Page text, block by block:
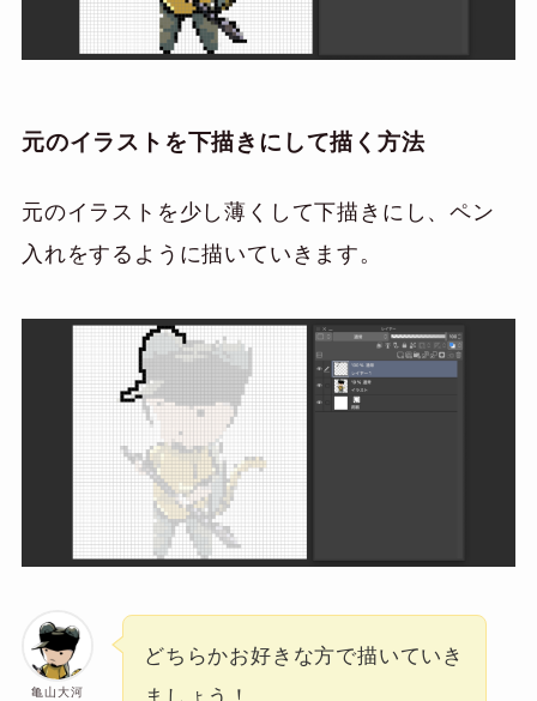
元のイラストを下描きにして描く方法
元のイラストを少し薄くして下描きにし、ペン
入れをするように描いていきます。
亀山大河
どちらかお好きな方で描いていき